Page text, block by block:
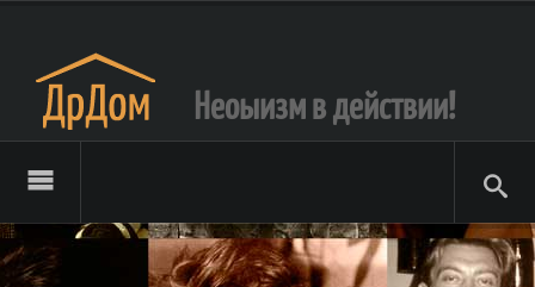
Неоыизм в действии!